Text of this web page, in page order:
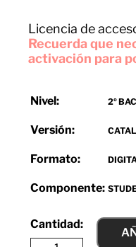
Licencia de
Recuerda que
activación para
Nivel: 2º
Versión:
Formato:
Componente: